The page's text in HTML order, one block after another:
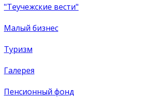
"Теучежские вести"
Малый бизнес
Туризм
Галерея
Пенсионный фонд